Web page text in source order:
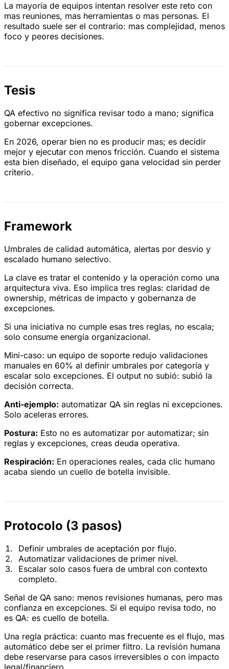
La mayoría de equipos intentan resolver este reto con
mas reuniones, mas herramientas o mas personas. El
resultado suele ser el contrario: mas complejidad, menos
foco y peores decisiones.
Tesis
QA efectivo no significa revisar todo a mano; significa
gobernar excepciones.
En 2026, operar bien no es producir mas; es decidir
mejor y ejecutar con menos fricción. Cuando el sistema
esta bien diseñado, el equipo gana velocidad sin perder
criterio.
Framework
Umbrales de calidad automática, alertas por desvio y
escalado humano selectivo.
La clave es tratar el contenido y la operación como una
arquitectura viva. Eso implica tres reglas: claridad de
ownership, métricas de impacto y gobernanza de
excepciones.
Si una iniciativa no cumple esas tres reglas, no escala;
solo consume energía organizacional.
Mini-caso: un equipo de soporte redujo validaciones
manuales en 60% al definir umbrales por categoría y
escalar solo excepciones. El output no subió: subió la
decisión correcta.
Anti-ejemplo: automatizar QA sin reglas ni excepciones.
Solo aceleras errores.
Postura: Esto no es automatizar por automatizar; sin
reglas y excepciones, creas deuda operativa.
Respiración: En operaciones reales, cada clic humano
acaba siendo un cuello de botella invisible.
Protocolo (3 pasos)
Definir umbrales de aceptación por flujo.
Automatizar validaciones de primer nivel.
Escalar solo casos fuera de umbral con contexto
completo.
Señal de QA sano: menos revisiones humanas, pero mas
confianza en excepciones. Si el equipo revisa todo, no
es QA: es cuello de botella.
Una regla práctica: cuanto mas frecuente es el flujo, mas
automático debe ser el primer filtro. La revisión humana
debe reservarse para casos irreversibles o con impacto